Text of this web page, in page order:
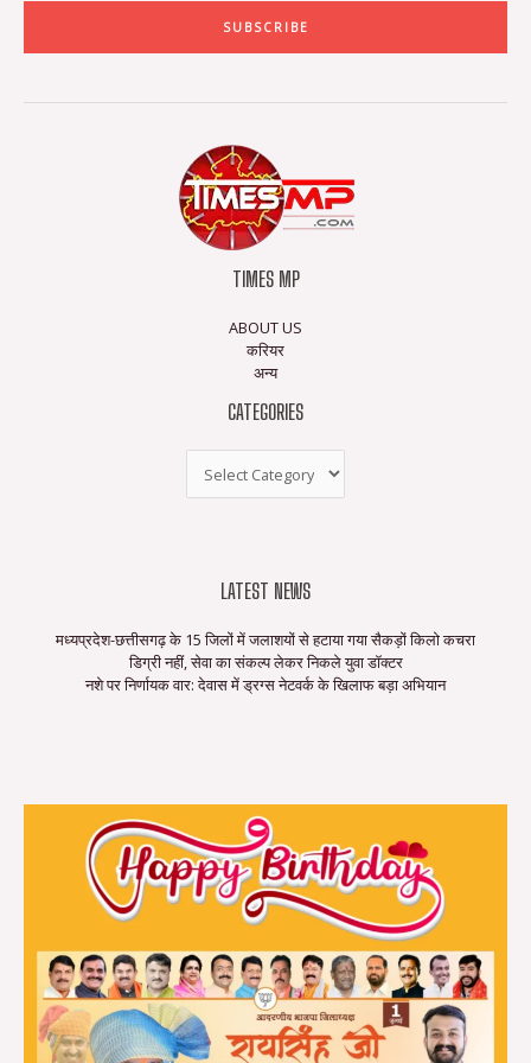
SUBSCRIBE
TIMES MP
ABOUT US
करियर
अन्य
CATEGORIES
LATEST NEWS
मध्यप्रदेश-छत्तीसगढ़ के 15 जिलों में जलाशयों से हटाया गया सैकड़ों किलो कचरा
डिग्री नहीं, सेवा का संकल्प लेकर निकले युवा डॉक्टर
नशे पर निर्णायक वार: देवास में ड्रग्स नेटवर्क के खिलाफ बड़ा अभियान